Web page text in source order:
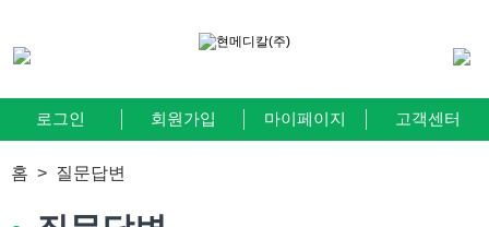
로그인 회원가입 마이페이지 고객센터
홈 > 질문답변